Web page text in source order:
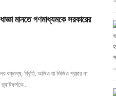
মানতে গণমাধ্যমকে সরকারের
বক্তব্য, বিবৃতি, অডিও বা ভিডিও প্রচার না